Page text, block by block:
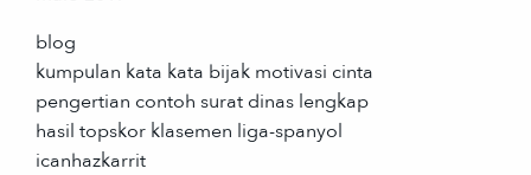
blog
kumpulan kata kata bijak motivasi cinta
pengertian contoh surat dinas lengkap
hasil topskor klasemen liga-spanyol
icanhazkarrit